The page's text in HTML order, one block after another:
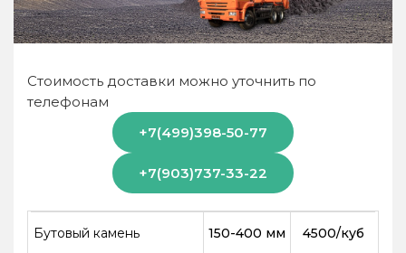
Стоимость доставки можно уточнить по
телефонам
+7(499)398-50-77
+7(903)737-33-22
Бутовый камень 150-400 мм 4500/куб